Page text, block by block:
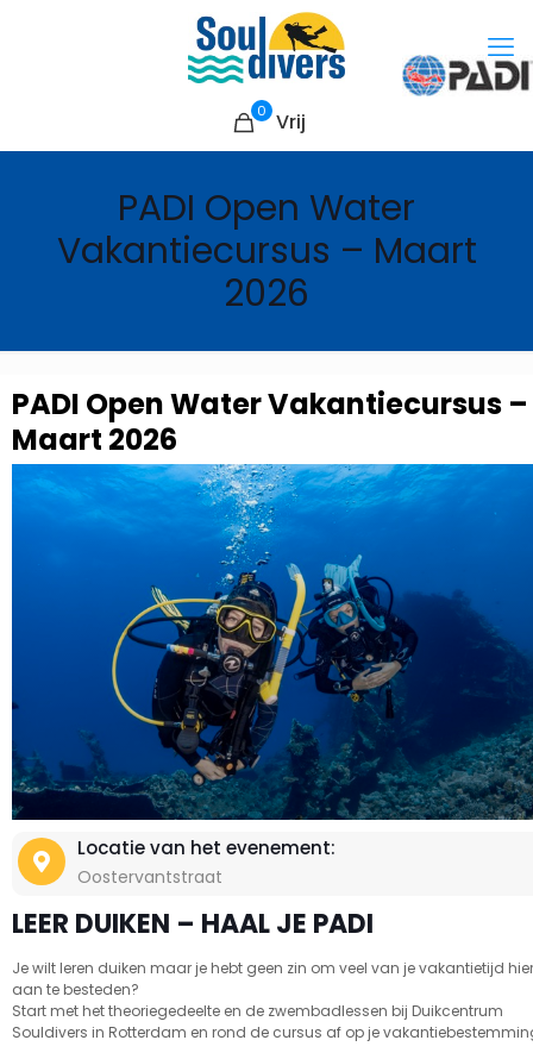
0 Vrij
PADI Open Water
Vakantiecursus – Maart
2026
PADI Open Water Vakantiecursus –
Maart 2026
Locatie van het evenement:
Oostervantstraat
LEER DUIKEN – HAAL JE PADI
Je wilt leren duiken maar je hebt geen zin om veel van je vakantietijd hier
aan te besteden?
Start met het theoriegedeelte en de zwembadlessen bij Duikcentrum
Souldivers in Rotterdam en rond de cursus af op je